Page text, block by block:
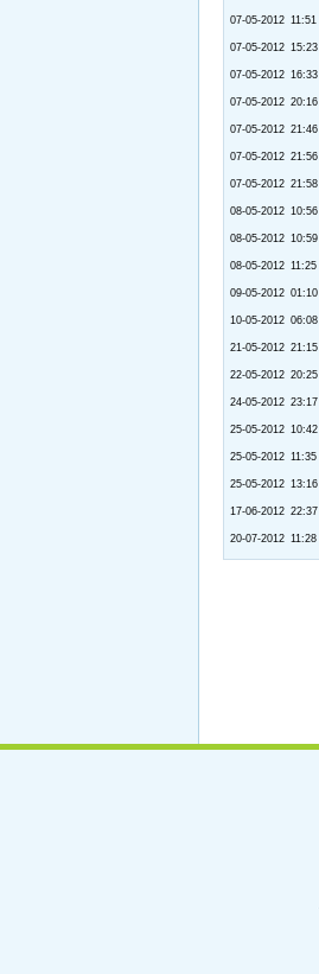
07-05-2012 11:51
07-05-2012 15:23
07-05-2012 16:33
07-05-2012 20:16
07-05-2012 21:46
07-05-2012 21:56
07-05-2012 21:58
08-05-2012 10:56
08-05-2012 10:59
08-05-2012 11:25
09-05-2012 01:10
10-05-2012 06:08
21-05-2012 21:15
22-05-2012 20:25
24-05-2012 23:17
25-05-2012 10:42
25-05-2012 11:35
25-05-2012 13:16
17-06-2012 22:37
20-07-2012 11:28